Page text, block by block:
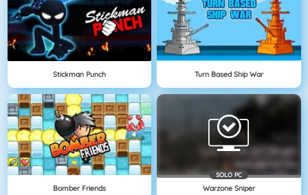
Stickman Punch Turn Based Ship War
Bomber Friends
SOLO PC
Warzone Sniper